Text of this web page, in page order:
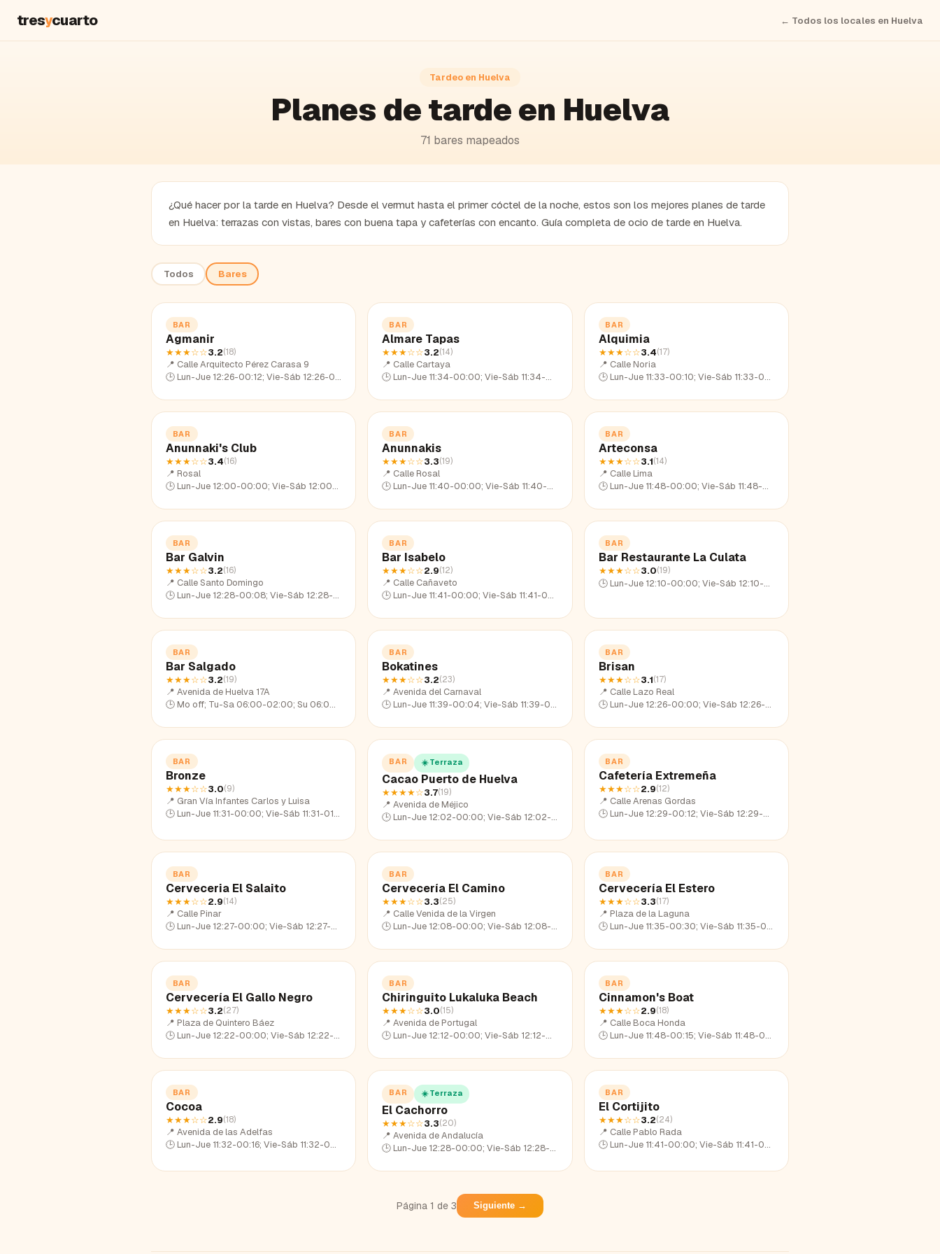
tresycuarto ← Todos los locales en Huelva
Tardeo en Huelva
Planes de tarde en Huelva
71 bares mapeados
¿Qué hacer por la tarde en Huelva? Desde el vermut hasta el primer cóctel de la noche, estos son los mejores planes de tarde
en Huelva: terrazas con vistas, bares con buena tapa y cafeterías con encanto. Guía completa de ocio de tarde en Huelva.
Todos Bares
BAR
Agmanir
★★★☆☆3.2(18)
📍 Calle Arquitecto Pérez Carasa 9
🕒 Lun-Jue 12:26-00:12; Vie-Sáb 12:26-01:31; Dom 12:26-23:16
BAR
Almare Tapas
★★★☆☆3.2(14)
📍 Calle Cartaya
🕒 Lun-Jue 11:34-00:00; Vie-Sáb 11:34-02:09; Dom 11:34-23:27
BAR
Alquimia
★★★☆☆3.4(17)
📍 Calle Noria
🕒 Lun-Jue 11:33-00:10; Vie-Sáb 11:33-02:20; Dom 11:33-22:32
BAR
Anunnaki's Club
★★★☆☆3.4(16)
📍 Rosal
🕒 Lun-Jue 12:00-00:00; Vie-Sáb 12:00-01:43; Dom 12:00-22:47
BAR
Anunnakis
★★★☆☆3.3(19)
📍 Calle Rosal
🕒 Lun-Jue 11:40-00:00; Vie-Sáb 11:40-02:04; Dom 11:40-22:40
BAR
Arteconsa
★★★☆☆3.1(14)
📍 Calle Lima
🕒 Lun-Jue 11:48-00:00; Vie-Sáb 11:48-02:16; Dom 11:48-22:30
BAR
Bar Galvin
★★★☆☆3.2(16)
📍 Calle Santo Domingo
🕒 Lun-Jue 12:28-00:08; Vie-Sáb 12:28-02:10; Dom 12:28-23:08
BAR
Bar Isabelo
★★★☆☆2.9(12)
📍 Calle Cañaveto
🕒 Lun-Jue 11:41-00:00; Vie-Sáb 11:41-02:28; Dom 11:41-22:54
BAR
Bar Restaurante La Culata
★★★☆☆3.0(19)
🕒 Lun-Jue 12:10-00:00; Vie-Sáb 12:10-01:43; Dom 12:10-23:12
BAR
Bar Salgado
★★★☆☆3.2(19)
📍 Avenida de Huelva 17A
🕒 Mo off; Tu-Sa 06:00-02:00; Su 06:00-24:00
BAR
Bokatines
★★★☆☆3.2(23)
📍Avenida del Carnaval
🕒 Lun-Jue 11:39-00:04; Vie-Sáb 11:39-02:04; Dom 11:39-22:37
BAR
Brisan
★★★☆☆3.1(17)
📍 Calle Lazo Real
🕒 Lun-Jue 12:26-00:00; Vie-Sáb 12:26-01:47; Dom 12:26-22:38
BAR
Bronze
★★★☆☆3.0(9)
📍 Gran Vía Infantes Carlos y Luisa
🕒 Lun-Jue 11:31-00:00; Vie-Sáb 11:31-01:33; Dom 11:31-23:12
BAR ☀️ Terraza
Cacao Puerto de Huelva
★★★★☆3.7(19)
📍Avenida de Méjico
🕒 Lun-Jue 12:02-00:00; Vie-Sáb 12:02-02:11; Dom 12:02-22:58
BAR
Cafetería Extremeña
★★★☆☆2.9(12)
📍 Calle Arenas Gordas
🕒 Lun-Jue 12:29-00:12; Vie-Sáb 12:29-02:13; Dom 12:29-22:58
BAR
Cerveceria El Salaito
★★★☆☆2.9(14)
📍 Calle Pinar
🕒 Lun-Jue 12:27-00:00; Vie-Sáb 12:27-02:23; Dom 12:27-22:47
BAR
Cervecería El Camino
★★★☆☆3.3(25)
📍 Calle Venida de la Virgen
🕒 Lun-Jue 12:08-00:00; Vie-Sáb 12:08-01:39; Dom 12:08-23:23
BAR
Cervecería El Estero
★★★☆☆3.3(17)
📍 Plaza de la Laguna
🕒 Lun-Jue 11:35-00:30; Vie-Sáb 11:35-01:34; Dom 11:35-22:30
BAR
Cervecería El Gallo Negro
★★★☆☆3.2(27)
📍 Plaza de Quintero Báez
🕒 Lun-Jue 12:22-00:00; Vie-Sáb 12:22-01:45; Dom 12:22-23:17
BAR
Chiringuito Lukaluka Beach
★★★☆☆3.0(15)
📍Avenida de Portugal
🕒 Lun-Jue 12:12-00:00; Vie-Sáb 12:12-01:58; Dom 12:12-23:01
BAR
Cinnamon's Boat
★★★☆☆2.9(18)
📍 Calle Boca Honda
🕒 Lun-Jue 11:48-00:15; Vie-Sáb 11:48-01:56; Dom 11:48-23:00
BAR
Cocoa
★★★☆☆2.9(18)
📍 Avenida de las Adelfas
🕒 Lun-Jue 11:32-00:16; Vie-Sáb 11:32-02:07; Dom 11:32-22:39
BAR ☀️ Terraza
El Cachorro
★★★☆☆3.3(20)
📍Avenida de Andalucía
🕒 Lun-Jue 12:28-00:00; Vie-Sáb 12:28-02:05; Dom 12:28-22:33
BAR
El Cortijito
★★★☆☆3.2(24)
📍 Calle Pablo Rada
🕒 Lun-Jue 11:41-00:00; Vie-Sáb 11:41-02:19; Dom 11:41-22:35
Página 1 de 3 Siguiente →